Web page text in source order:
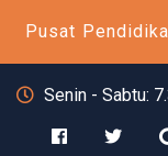
Pusat
Senin - Sabtu: